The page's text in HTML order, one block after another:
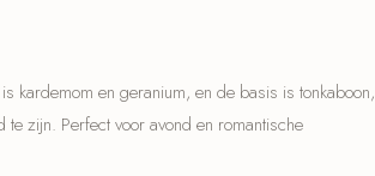
kardemom en geranium, en de basis is tonkaboon,
zijn. Perfect voor avond en romantische